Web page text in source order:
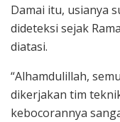
Damai itu, usianya
dideteksi sejak
diatasi.
“Alhamdulillah,
dikerjakan tim
kebocorannya